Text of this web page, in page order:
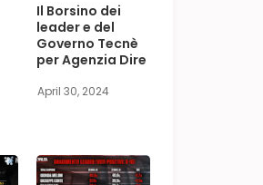
Il Borsino dei
leader e del
Governo Tecnè
per Agenzia Dire
April 30, 2024